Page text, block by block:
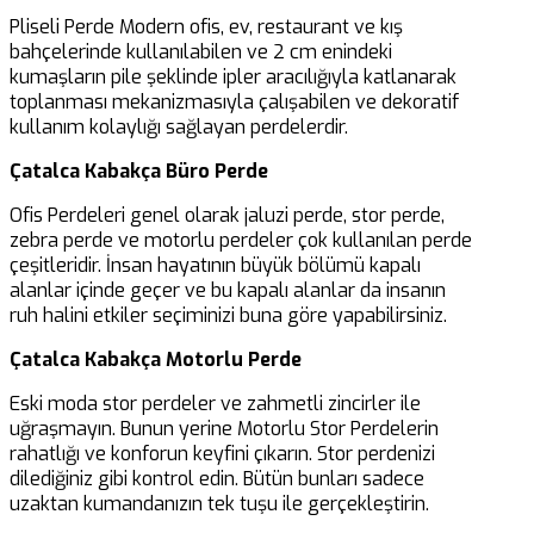
Pliseli Perde Modern ofis, ev, restaurant ve kış
bahçelerinde kullanılabilen ve 2 cm enindeki
kumaşların pile şeklinde ipler aracılığıyla katlanarak
toplanması mekanizmasıyla çalışabilen ve dekoratif
kullanım kolaylığı sağlayan perdelerdir.
Çatalca Kabakça Büro Perde
Ofis Perdeleri genel olarak jaluzi perde, stor perde,
zebra perde ve motorlu perdeler çok kullanılan perde
çeşitleridir. İnsan hayatının büyük bölümü kapalı
alanlar içinde geçer ve bu kapalı alanlar da insanın
ruh halini etkiler seçiminizi buna göre yapabilirsiniz.
Çatalca Kabakça Motorlu Perde
Eski moda stor perdeler ve zahmetli zincirler ile
uğraşmayın. Bunun yerine Motorlu Stor Perdelerin
rahatlığı ve konforun keyfini çıkarın. Stor perdenizi
dilediğiniz gibi kontrol edin. Bütün bunları sadece
uzaktan kumandanızın tek tuşu ile gerçekleştirin.